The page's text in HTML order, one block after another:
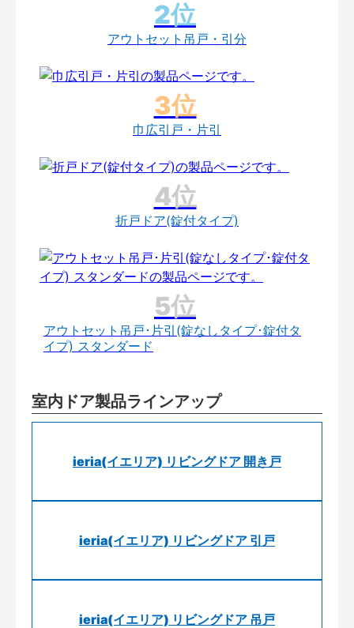
アウトセット吊戸・引分
巾広引戸・片引
折戸ドア(錠付タイプ)
アウトセット吊戸･片引(錠なしタイプ･錠付タ
イプ) スタンダード
室内ドア製品ラインアップ
ieria(イエリア) リビングドア 開き戸
ieria(イエリア) リビングドア 引戸
ieria(イエリア) リビングドア 吊戸